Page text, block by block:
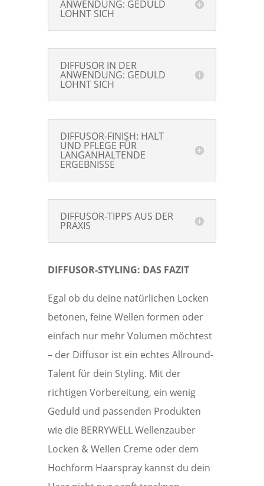
ANWENDUNG: GEDULD
LOHNT SICH
DIFFUSOR IN DER
ANWENDUNG: GEDULD
LOHNT SICH
DIFFUSOR-FINISH: HALT
UND PFLEGE FÜR
LANGANHALTENDE
ERGEBNISSE
DIFFUSOR-TIPPS AUS DER
PRAXIS
DIFFUSOR-STYLING: DAS FAZIT
Egal ob du deine natürlichen Locken
betonen, feine Wellen formen oder
einfach nur mehr Volumen möchtest
– der Diffusor ist ein echtes Allround-
Talent für dein Styling. Mit der
richtigen Vorbereitung, ein wenig
Geduld und passenden Produkten
wie die BERRYWELL Wellenzauber
Locken & Wellen Creme oder dem
Hochform Haarspray kannst du dein